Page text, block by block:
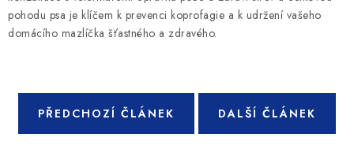
pohodu psa je klíčem k prevenci koprofagie a k udržení vašeho
domácího mazlíčka šťastného a zdravého.
PŘEDCHOZÍ ČLÁNEK DALŠÍ ČLÁNEK